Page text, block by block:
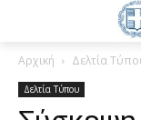
Αρχική Δελτία
Δελτία Τύπου